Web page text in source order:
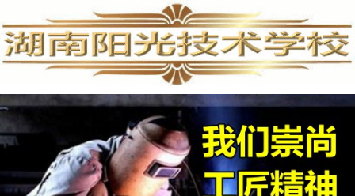
手机维修培训,手机维修培训学校,手机维修培训班